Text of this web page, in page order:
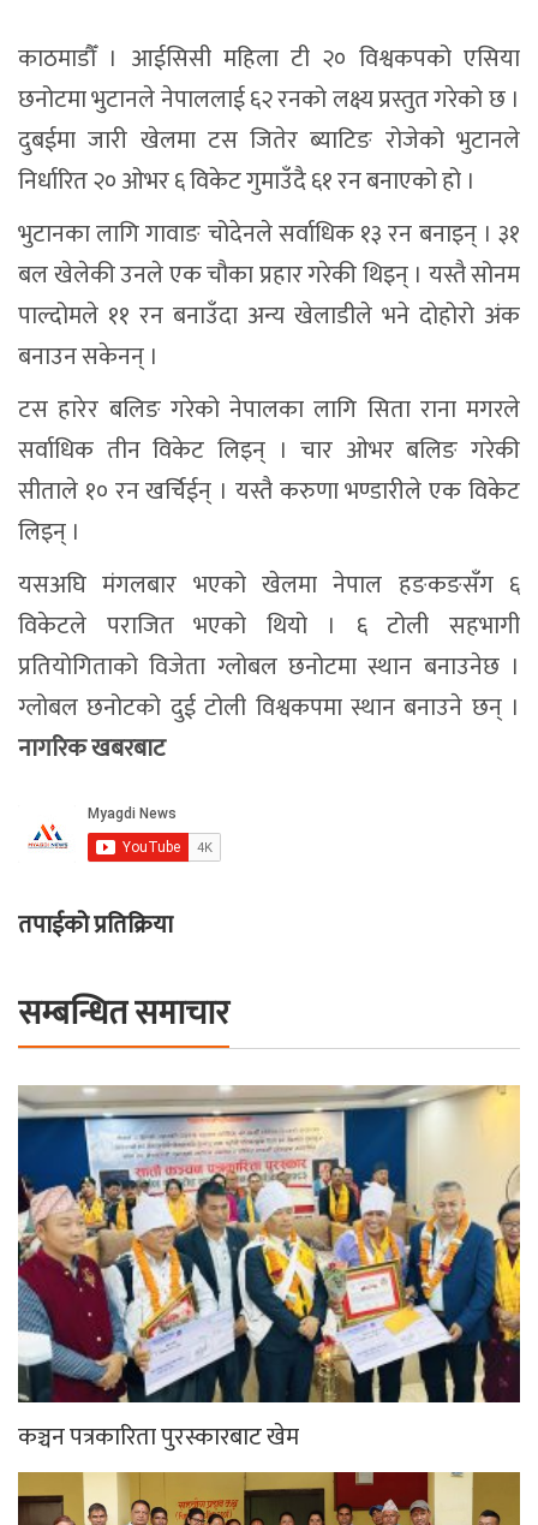
काठमाडौँ । आईसिसी महिला टी २० विश्वकपको एसिया
छनोटमा भुटानले नेपाललाई ६२ रनको लक्ष्य प्रस्तुत गरेको छ ।
दुबईमा जारी खेलमा टस जितेर ब्याटिङ रोजेको भुटानले
निर्धारित २० ओभर ६ विकेट गुमाउँदै ६१ रन बनाएको हो ।
भुटानका लागि गावाङ चोदेनले सर्वाधिक १३ रन बनाइन् । ३१
बल खेलेकी उनले एक चौका प्रहार गरेकी थिइन् । यस्तै सोनम
पाल्दोमले ११ रन बनाउँदा अन्य खेलाडीले भने दोहोरो अंक
बनाउन सकेनन् ।
टस हारेर बलिङ गरेको नेपालका लागि सिता राना मगरले
सर्वाधिक तीन विकेट लिइन् । चार ओभर बलिङ गरेकी
सीताले १० रन खर्चिईन् । यस्तै करुणा भण्डारीले एक विकेट
लिइन् ।
यसअघि मंगलबार भएको खेलमा नेपाल हङकङसँग ६
विकेटले पराजित भएको थियो । ६ टोली सहभागी
प्रतियोगिताको विजेता ग्लोबल छनोटमा स्थान बनाउनेछ ।
ग्लोबल छनोटको दुई टोली विश्वकपमा स्थान बनाउने छन् ।
नागरिक खबरबाट
तपाईको प्रतिक्रिया
सम्बन्धित समाचार
कञ्चन पत्रकारिता पुरस्कारबाट खेम